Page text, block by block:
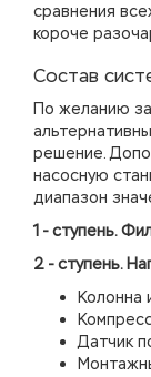
сравнения
короче
Состав
По желанию
решение.
насосную
диапазон
1 - ступень.
2 - ступень.
Колонна
Датчик